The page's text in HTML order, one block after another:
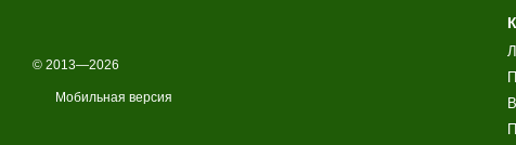
© 2013—2026
Мобильная версия